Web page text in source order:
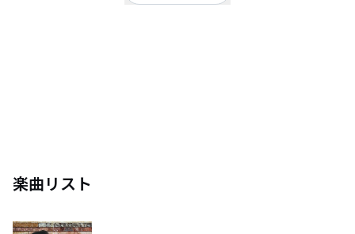
楽曲リスト